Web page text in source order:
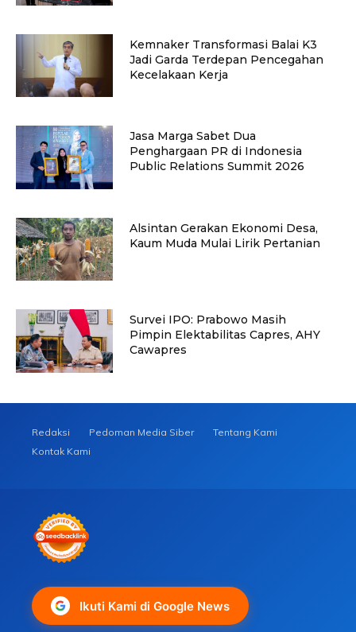
Kemnaker Transformasi Balai K3
Jadi Garda Terdepan Pencegahan
Kecelakaan Kerja
Jasa Marga Sabet Dua
Penghargaan PR di Indonesia
Public Relations Summit 2026
Alsintan Gerakan Ekonomi Desa,
Kaum Muda Mulai Lirik Pertanian
Survei IPO: Prabowo Masih
Pimpin Elektabilitas Capres, AHY
Cawapres
Redaksi Pedoman Media Siber
Tentang Kami
Kontak Kami
Ikuti Kami di Google News